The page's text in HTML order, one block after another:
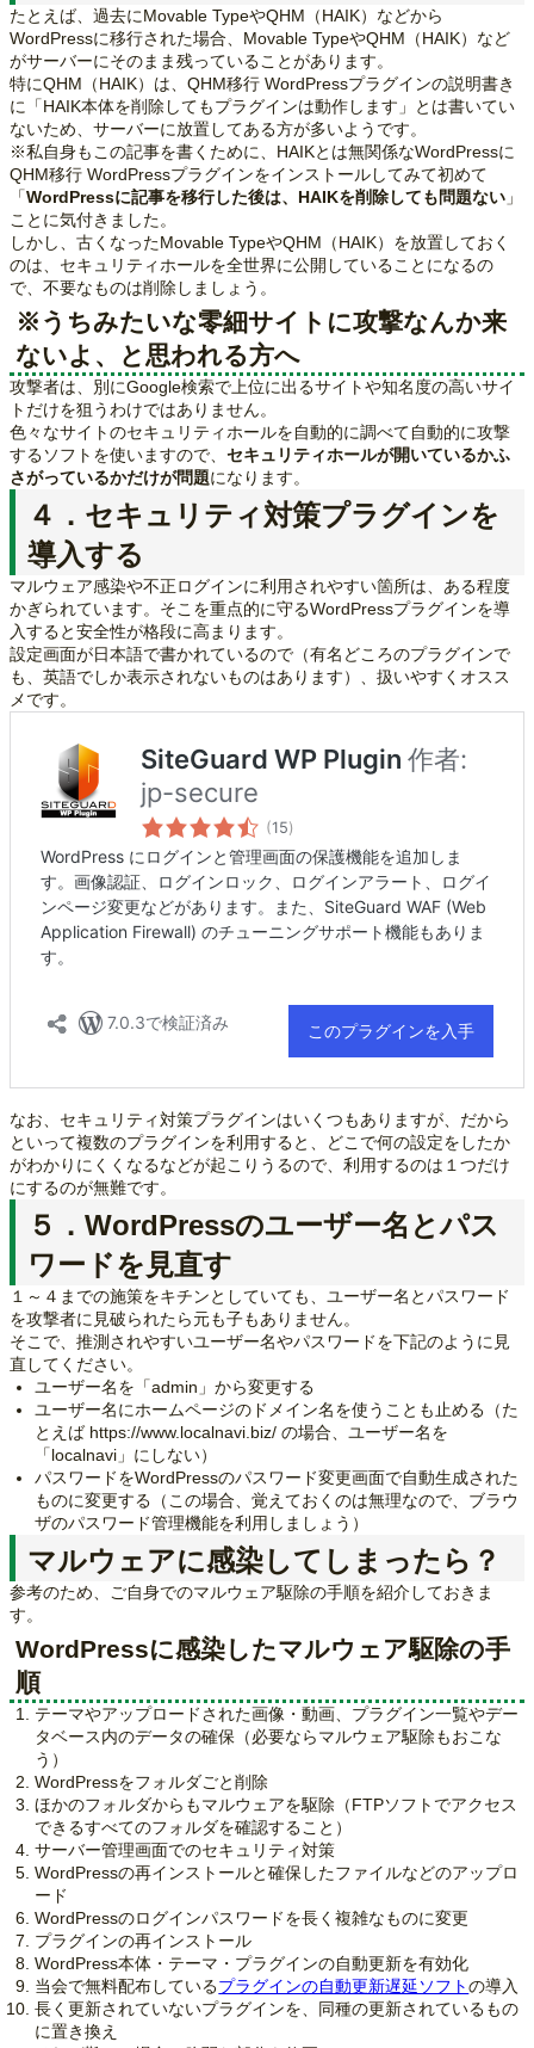
たとえば、過去にMovable TypeやQHM（HAIK）などから
WordPressに移行された場合、Movable TypeやQHM（HAIK）など
がサーバーにそのまま残っていることがあります。
特にQHM（HAIK）は、QHM移行 WordPressプラグインの説明書き
に「HAIK本体を削除してもプラグインは動作します」とは書いてい
ないため、サーバーに放置してある方が多いようです。
※私自身もこの記事を書くために、HAIKとは無関係なWordPressに
QHM移行 WordPressプラグインをインストールしてみて初めて
「WordPressに記事を移行した後は、HAIKを削除しても問題ない 」
ことに気付きました。
しかし、古くなったMovable TypeやQHM（HAIK）を放置しておく
のは、セキュリティホールを全世界に公開していることになるの
で、不要なものは削除しましょう。
※うちみたいな零細サイトに攻撃なんか来
ないよ、と思われる方へ
攻撃者は、別にGoogle検索で上位に出るサイトや知名度の高いサイ
トだけを狙うわけではありません。
色々なサイトのセキュリティホールを自動的に調べて自動的に攻撃
するソフトを使いますので、 セキュリティホールが開いているかふ
さがっているかだけが問題になります。
４．セキュリティ対策プラグインを
導入する
マルウェア感染や不正ログインに利用されやすい箇所は、ある程度
かぎられています。そこを重点的に守るWordPressプラグインを導
入すると安全性が格段に高まります。
設定画面が日本語で書かれているので（有名どころのプラグインで
も、英語でしか表示されないものはあります）、扱いやすくオスス
メです。
なお、セキュリティ対策プラグインはいくつもありますが、だから
といって複数のプラグインを利用すると、どこで何の設定をしたか
がわかりにくくなるなどが起こりうるので、利用するのは１つだけ
にするのが無難です。
５．WordPressのユーザー名とパス
ワードを見直す
１～４までの施策をキチンとしていても、ユーザー名とパスワード
を攻撃者に見破られたら元も子もありません。
そこで、推測されやすいユーザー名やパスワードを下記のように見
直してください。
ユーザー名を「admin」から変更する
ユーザー名にホームページのドメイン名を使うことも止める（た
とえば https://www.localnavi.biz/ の場合、ユーザー名を
「localnavi」にしない）
パスワードをWordPressのパスワード変更画面で自動生成された
ものに変更する（この場合、覚えておくのは無理なので、ブラウ
ザのパスワード管理機能を利用しましょう）
マルウェアに感染してしまったら？
参考のため、ご自身でのマルウェア駆除の手順を紹介しておきま
す。
WordPressに感染したマルウェア駆除の手
順
テーマやアップロードされた画像・動画、プラグイン一覧やデー
タベース内のデータの確保（必要ならマルウェア駆除もおこな
う）
WordPressをフォルダごと削除
ほかのフォルダからもマルウェアを駆除（FTPソフトでアクセス
できるすべてのフォルダを確認すること）
サーバー管理画面でのセキュリティ対策
WordPressの再インストールと確保したファイルなどのアップロ
ード
WordPressのログインパスワードを長く複雑なものに変更
プラグインの再インストール
WordPress本体・テーマ・プラグインの自動更新を有効化
当会で無料配布しているプラグインの自動更新遅延ソフトの導入
長く更新されていないプラグインを、同種の更新されているもの
に置き換え